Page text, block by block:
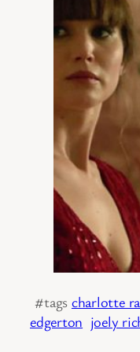
#tags charlotte
edgerton joely